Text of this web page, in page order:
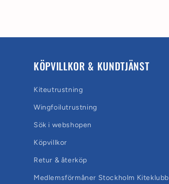
KÖPVILLKOR & KUNDTJÄNST
Kiteutrustning
Wingfoilutrustning
Sök i webshopen
Köpvillkor
Retur & återköp
Medlemsförmåner Stockholm Kiteklubb